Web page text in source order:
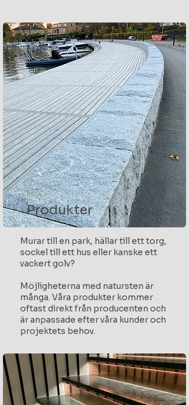
Produkter
Murar till en park, hällar till ett torg,
sockel till ett hus eller kanske ett
vackert golv?
Möjligheterna med natursten är
många. Våra produkter kommer
oftast direkt från producenten och
är anpassade efter våra kunder och
projektets behov.